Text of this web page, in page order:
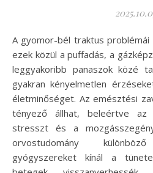
A gyomor-bél traktus problémái sok embert érintenek, és
ezek közül a puffadás, a
leggyakoribb panaszok közé
gyakran kényelmetlen
életminőséget. Az emésztési
tényező állhat, beleértve az
stresszt és a
orvostudomány
gyógyszereket kínál a